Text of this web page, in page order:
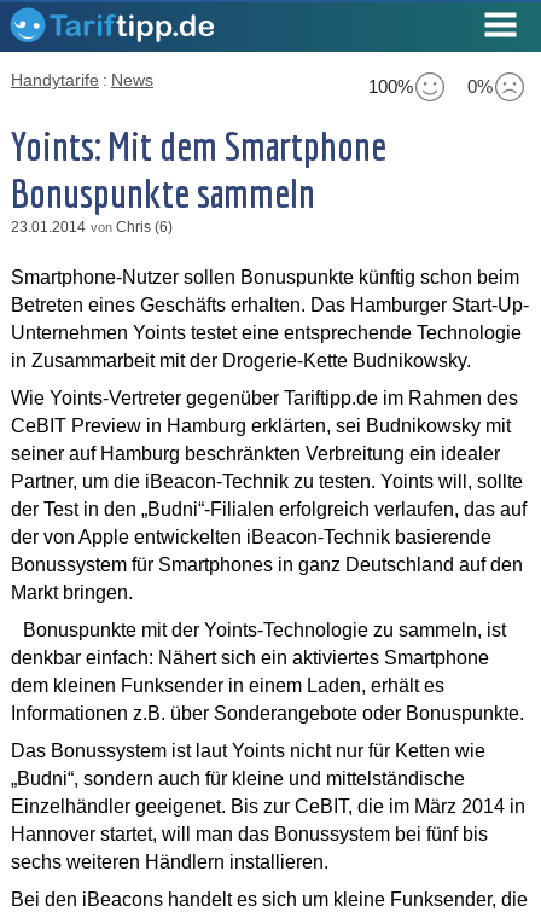
100% 0%
Handytarife : News
Yoints: Mit dem Smartphone
Bonuspunkte sammeln
23.01.2014 von Chris (6)
Smartphone-Nutzer sollen Bonuspunkte künftig schon beim
Betreten eines Geschäfts erhalten. Das Hamburger Start-Up-
Unternehmen Yoints testet eine entsprechende Technologie
in Zusammarbeit mit der Drogerie-Kette Budnikowsky.
Wie Yoints-Vertreter gegenüber Tariftipp.de im Rahmen des
CeBIT Preview in Hamburg erklärten, sei Budnikowsky mit
seiner auf Hamburg beschränkten Verbreitung ein idealer
Partner, um die iBeacon-Technik zu testen. Yoints will, sollte
der Test in den „Budni“-Filialen erfolgreich verlaufen, das auf
der von Apple entwickelten iBeacon-Technik basierende
Bonussystem für Smartphones in ganz Deutschland auf den
Markt bringen.
Bonuspunkte mit der Yoints-Technologie zu sammeln, ist
denkbar einfach: Nähert sich ein aktiviertes Smartphone
dem kleinen Funksender in einem Laden, erhält es
Informationen z.B. über Sonderangebote oder Bonuspunkte.
Das Bonussystem ist laut Yoints nicht nur für Ketten wie
„Budni“, sondern auch für kleine und mittelständische
Einzelhändler geeigenet. Bis zur CeBIT, die im März 2014 in
Hannover startet, will man das Bonussystem bei fünf bis
sechs weiteren Händlern installieren.
Bei den iBeacons handelt es sich um kleine Funksender, die